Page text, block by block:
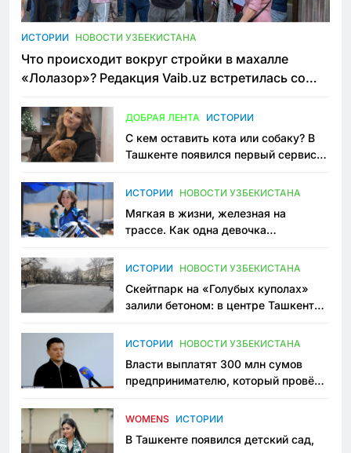
ИСТОРИИ НОВОСТИ УЗБЕКИСТАНА
Что происходит вокруг стройки в махалле
«Лолазор»? Редакция Vaib.uz встретилась со
ДОБРАЯ ЛЕНТА ИСТОРИИ
С кем оставить кота или собаку? В
Ташкенте появился первый сервис
ИСТОРИИ НОВОСТИ УЗБЕКИСТАНА
Мягкая в жизни, железная на
трассе. Как одна девочка
Узбекистане
ИСТОРИИ НОВОСТИ УЗБЕКИСТАНА
Скейтпарк на «Голубых куполах»
залили бетоном: в центре Ташкента
пространство
ИСТОРИИ НОВОСТИ УЗБЕКИСТАНА
Власти выплатят 300 млн сумов
предпринимателю, который провёл
приговору
WOMENS ИСТОРИИ
В Ташкенте появился детский сад,